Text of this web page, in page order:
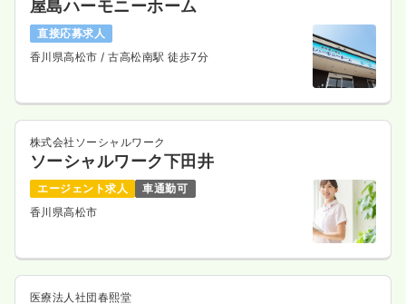
屋島ハーモニーホーム
直接応募求人
香川県高松市/ 古高松南駅 徒歩7分
株式会社ソーシャルワーク
ソーシャルワーク下田井
エージェント求人
車通勤可
香川県高松市
医療法人社団春熙堂